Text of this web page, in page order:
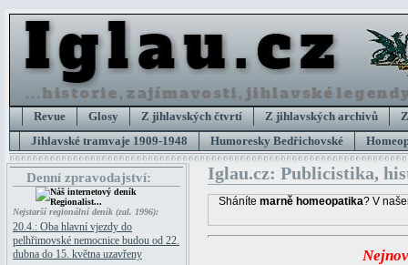
Revue Glosy Z jihlavských čtvrtí Z jihlavských archivů
Jihlavské tramvaje 1909-1948
Humoresky Bedřichovské
Denní zpravodajství:
Nejstarší regionální deník (zal. 1996):
20.4.: Oba hlavní vjezdy do
pelhřimovské nemocnice budou od 22.
dubna do 15. května uzavřeny
Iglau.cz: Publicistika,
Sháníte marně homeopatika? V